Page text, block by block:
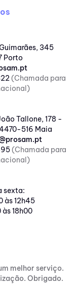
345
Porto
(Chamada para
Tallone, 178 -
516 Maia
(Chamada para
sexta:
às 12h45
às 18h00
melhor serviço.
Obrigado.